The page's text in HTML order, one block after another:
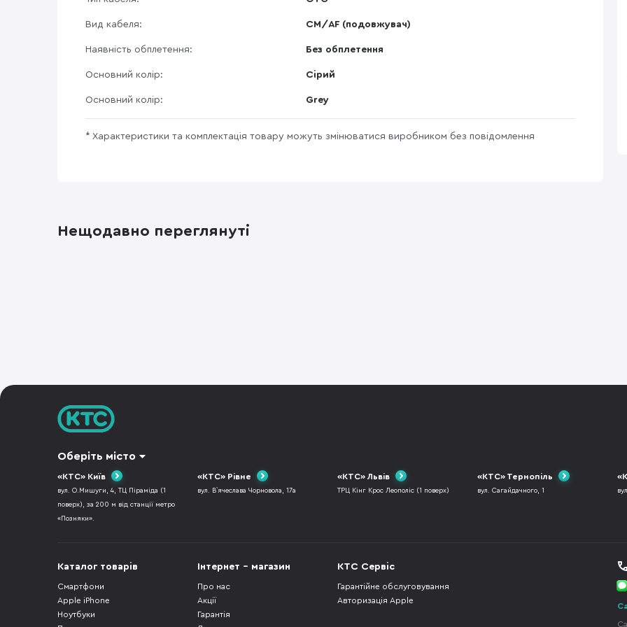
Вид кабеля: СM/АF (подовжувач)
Наявність обплетення: Без обплетення
Основний колір: Сірий
Основний колір: Grey
* Характеристики та комплектація товару можуть змінюватися виробником без повідомлення
Нещодавно переглянуті
Оберіть місто
«КТС» Київ
вул. О.Мишуги, 4, ТЦ Піраміда (1
поверх), за 200 м від станції метро
«Позняки».
«КТС» Рівне
вул. В`ячеслава Чорновола, 17а
«КТС» Львів
ТРЦ Кінг Крос Леополіс (1 поверх)
«КТС» Тернопіль
вул. Сагайдачного, 1
Каталог товарів
Смартфони
Apple iPhone
Ноутбуки
Інтернет - магазин
Про нас
Акції
Гарантія
КТС Сервіс
Гарантійне обслуговування
Авторизація Apple